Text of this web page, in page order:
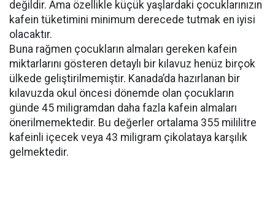
değildir. Ama özellikle küçük yaşlardaki çocuklarınızın
kafein tüketimini minimum derecede tutmak en iyisi
olacaktır.
Buna rağmen çocukların almaları gereken kafein
miktarlarını gösteren detaylı bir kılavuz henüz birçok
ülkede geliştirilmemiştir. Kanada’da hazırlanan bir
kılavuzda okul öncesi dönemde olan çocukların
günde 45 miligramdan daha fazla kafein almaları
önerilmemektedir. Bu değerler ortalama 355 mililitre
kafeinli içecek veya 43 miligram çikolataya karşılık
gelmektedir.